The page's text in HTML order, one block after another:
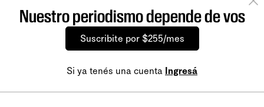
Nuestro periodismo depende de vos
Suscribite por $255/mes
Si ya tenés una cuenta Ingresá